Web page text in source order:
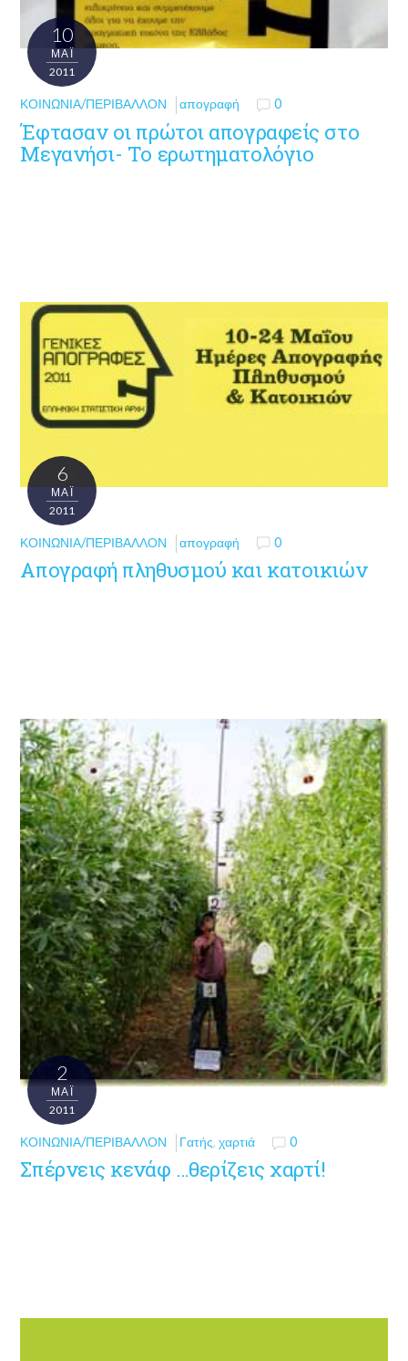
10
ΜΑΪ́
2011
ΚΟΙΝΩΝΊΑ/ΠΕΡΙΒΆΛΛΟΝ απογραφή 0
Έφτασαν οι πρώτοι απογραφείς στο
Μεγανήσι- Το ερωτηματολόγιο
6
ΜΑΪ́
2011
ΚΟΙΝΩΝΊΑ/ΠΕΡΙΒΆΛΛΟΝ απογραφή 0
Απογραφή πληθυσμού και κατοικιών
2
ΜΑΪ́
2011
ΚΟΙΝΩΝΊΑ/ΠΕΡΙΒΆΛΛΟΝ Γατής,χαρτιά 0
Σπέρνεις κενάφ …θερίζεις χαρτί!